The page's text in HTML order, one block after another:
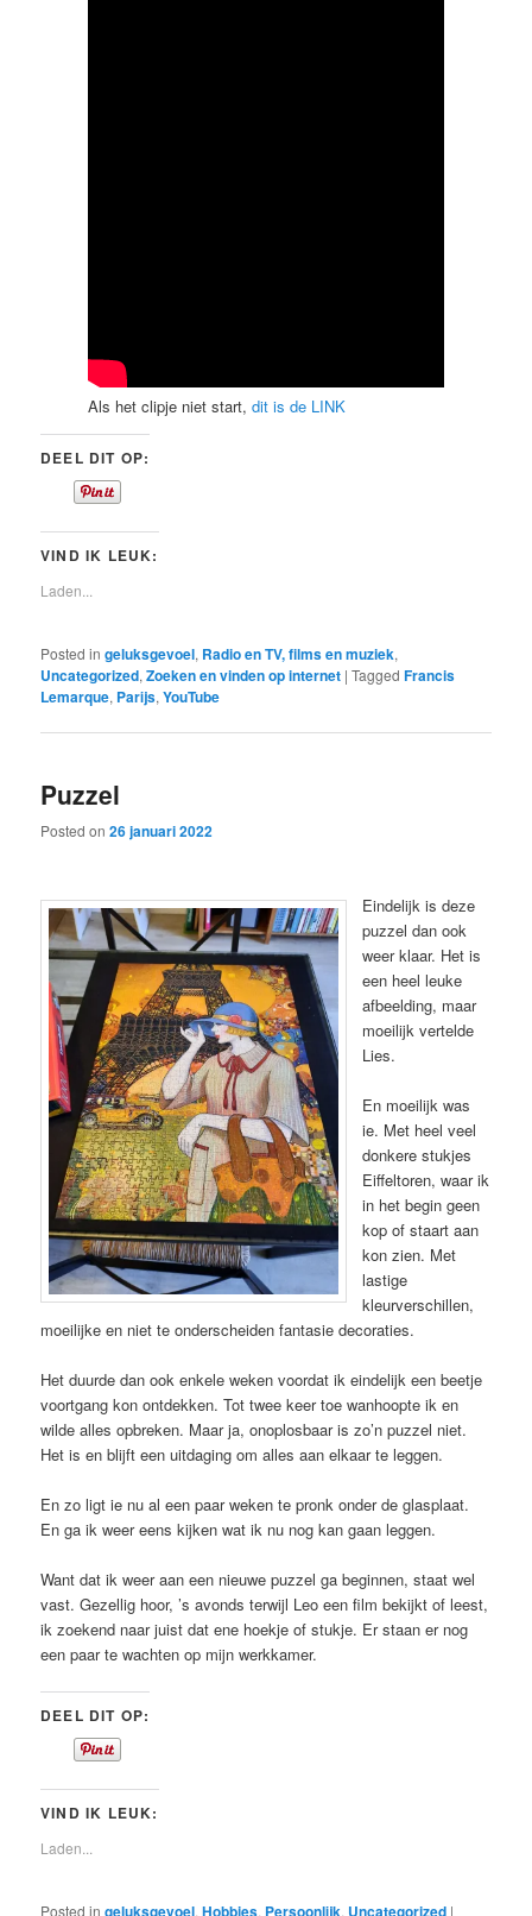
Als het clipje niet start,dit is de LINK
DEEL DIT OP:
VIND IK LEUK:
Laden...
Posted in geluksgevoel, Radio en TV, films en muziek,
Uncategorized,Zoeken en vinden op internet |Tagged Francis
Lemarque, Parijs,YouTube
Puzzel
Posted on26 januari 2022
Eindelijk is deze
puzzel dan ook
weer klaar. Het is
een heel leuke
afbeelding, maar
moeilijk vertelde
Lies.
En moeilijk was
ie. Met heel veel
donkere stukjes
Eiffeltoren, waar ik
in het begin geen
kop of staart aan
kon zien. Met
lastige
kleurverschillen,
moeilijke en niet te onderscheiden fantasie decoraties.
Het duurde dan ook enkele weken voordat ik eindelijk een beetje
voortgang kon ontdekken. Tot twee keer toe wanhoopte ik en
wilde alles opbreken. Maar ja, onoplosbaar is zo’n puzzel niet.
Het is en blijft een uitdaging om alles aan elkaar te leggen.
En zo ligt ie nu al een paar weken te pronk onder de glasplaat.
En ga ik weer eens kijken wat ik nu nog kan gaan leggen.
Want dat ik weer aan een nieuwe puzzel ga beginnen, staat wel
vast. Gezellig hoor, ’s avonds terwijl Leo een film bekijkt of leest,
ik zoekend naar juist dat ene hoekje of stukje. Er staan er nog
een paar te wachten op mijn werkkamer.
DEEL DIT OP:
VIND IK LEUK:
Laden...
Posted in geluksgevoel,Hobbies, Persoonlijk, Uncategorized |